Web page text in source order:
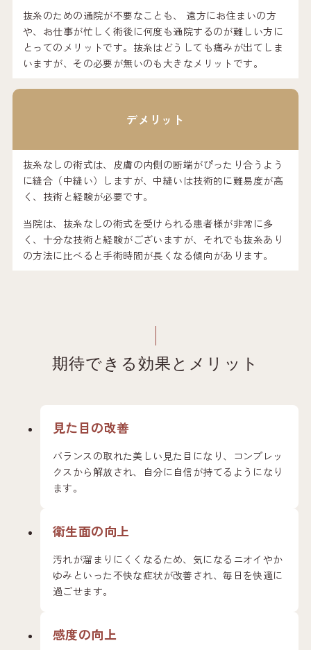
抜糸のための通院が不要なことも、 遠方にお住まいの方
や、お仕事が忙しく術後に何度も通院するのが難しい方に
とってのメリットです。抜糸はどうしても痛みが出てしま
いますが、その必要が無いのも大きなメリットです。
デメリット
抜糸なしの術式は、皮膚の内側の断端がぴったり合うよう
に縫合（中縫い）しますが、中縫いは技術的に難易度が高
く、技術と経験が必要です。
当院は、抜糸なしの術式を受けられる患者様が非常に多
く、十分な技術と経験がございますが、それでも抜糸あり
の方法に比べると手術時間が長くなる傾向があります。
期待できる効果とメリット
見た目の改善
バランスの取れた美しい見た目になり、コンプレッ
クスから解放され、自分に自信が持てるようになり
ます。
衛生面の向上
汚れが溜まりにくくなるため、気になるニオイやか
ゆみといった不快な症状が改善され、毎日を快適に
過ごせます。
感度の向上